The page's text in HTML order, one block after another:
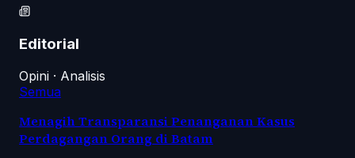
Editorial
Opini · Analisis
Semua
Menagih Transparansi Penanganan Kasus
Perdagangan Orang di Batam